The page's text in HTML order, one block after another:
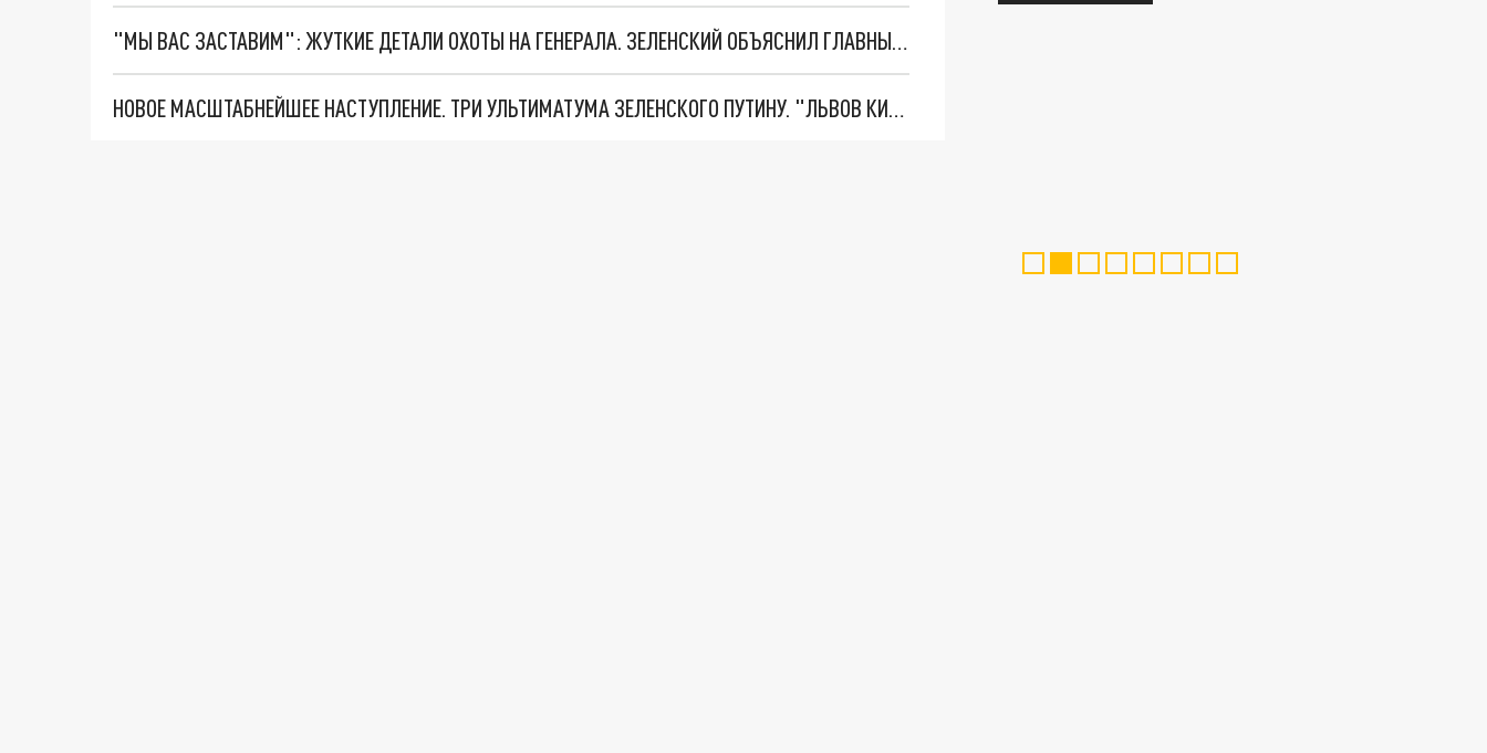
"МЫ ВАС ЗАСТАВИМ": ЖУТКИЕ ДЕТАЛИ ОХОТЫ НА ГЕНЕРАЛА. ЗЕЛЕНСКИЙ ОБЪЯСНИЛ ГЛАВНЫЙ СМЫСЛ ТЕРАКТА В ЦЕНТРЕ МОСКВЫ
НОВОЕ МАСШТАБНЕЙШЕЕ НАСТУПЛЕНИЕ. ТРИ УЛЬТИМАТУМА ЗЕЛЕНСКОГО ПУТИНУ. "ЛЬВОВ КИМА" ПОСТАВЯТ НА ПВО? ГЛОБАЛЬНЫЙ ПРОРЫВ ПОД ЗАПОРОЖЬЕМ